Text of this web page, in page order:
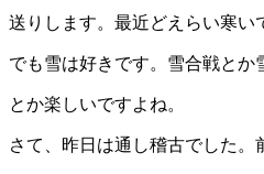
送りします。最近どえらい寒い
でも雪は好きです。雪合戦とか
とか楽しいですよね。
さて、昨日は通し稽古でした。